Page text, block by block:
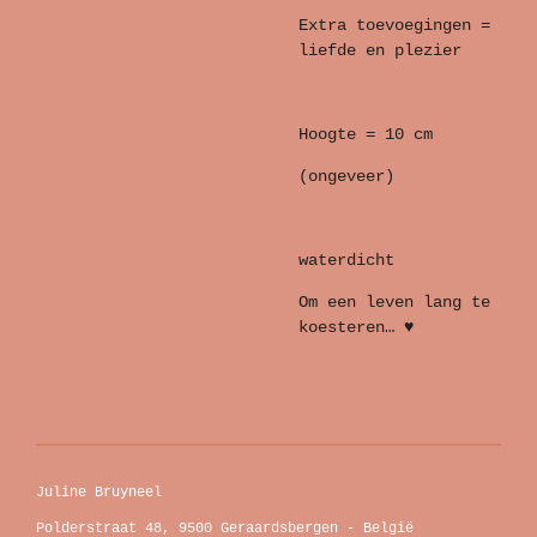
Extra toevoegingen =
liefde en plezier
Hoogte = 10 cm
(ongeveer)
waterdicht
Om een leven lang te
koesteren… ♥
Juline Bruyneel
Polderstraat 48, 9500 Geraardsbergen - België